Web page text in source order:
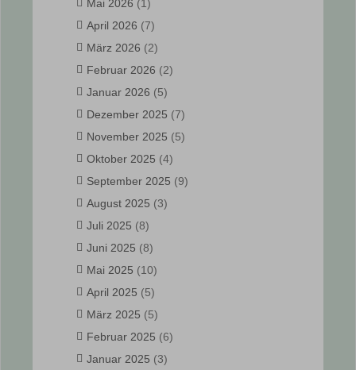
Mai 2026 (1)
April 2026 (7)
März 2026 (2)
Februar 2026 (2)
Januar 2026 (5)
Dezember 2025 (7)
November 2025 (5)
Oktober 2025 (4)
September 2025 (9)
August 2025 (3)
Juli 2025 (8)
Juni 2025 (8)
Mai 2025 (10)
April 2025 (5)
März 2025 (5)
Februar 2025 (6)
Januar 2025 (3)